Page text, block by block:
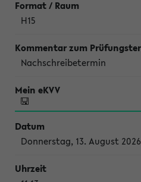
H15
Nachschreibetermin
Donnerstag, 13. August 2026